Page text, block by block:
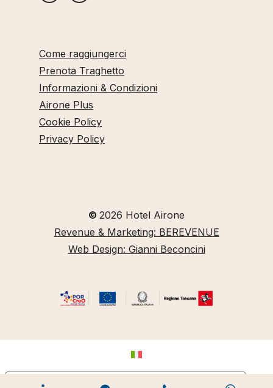
Come raggiungerci
Prenota Traghetto
Informazioni & Condizioni
Airone Plus
Cookie Policy
Privacy Policy
© 2026 Hotel Airone
Revenue & Marketing: BEREVENUE
Web Design: Gianni Beconcini
Le tue preferenze relative alla privacy